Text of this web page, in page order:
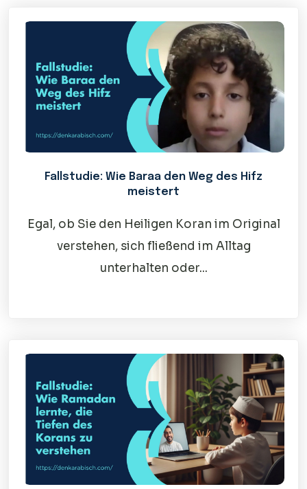
Fallstudie: Wie Baraa den Weg des Hifz
meistert
Egal, ob Sie den Heiligen Koran im Original
verstehen, sich fließend im Alltag
unterhalten oder...